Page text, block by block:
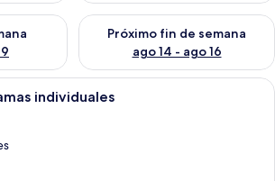
para este fin de semana ago 7 -
Próximo fin de semana
ago 14 - ago 16
Consulta la disponibilidad
individuales